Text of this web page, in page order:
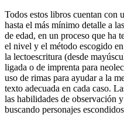
Todos estos libros cuentan con
hasta el más mínimo detalle a
de edad, en un proceso que ha
el nivel y el método escogido
la lectoescritura (desde
ligada o de imprenta para
uso de rimas para ayudar a la
texto adecuada en cada caso.
las habilidades de observación
buscando personajes